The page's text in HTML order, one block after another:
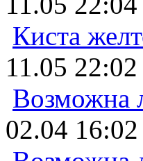
Киста
11.05 22:02
Возможна
02.04 16:02